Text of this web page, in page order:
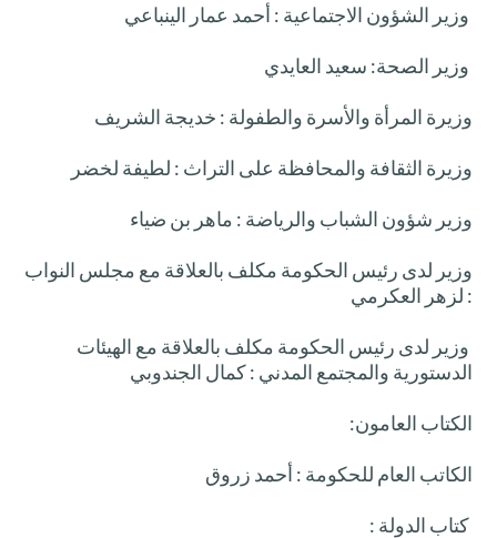
وزير الشؤون الاجتماعية : أحمد عمار الينباعي
وزير الصحة: سعيد العايدي
وزيرة المرأة والأسرة والطفولة : خديجة الشريف
وزيرة الثقافة والمحافظة على التراث : لطيفة لخضر
وزير شؤون الشباب والرياضة : ماهر بن ضياء
وزير لدى رئيس الحكومة مكلف بالعلاقة مع مجلس النواب
: لزهر العكرمي
وزير لدى رئيس الحكومة مكلف بالعلاقة مع الهيئات
الدستورية والمجتمع المدني : كمال الجندوبي
الكتاب العامون:
الكاتب العام للحكومة : أحمد زروق
كتاب الدولة :